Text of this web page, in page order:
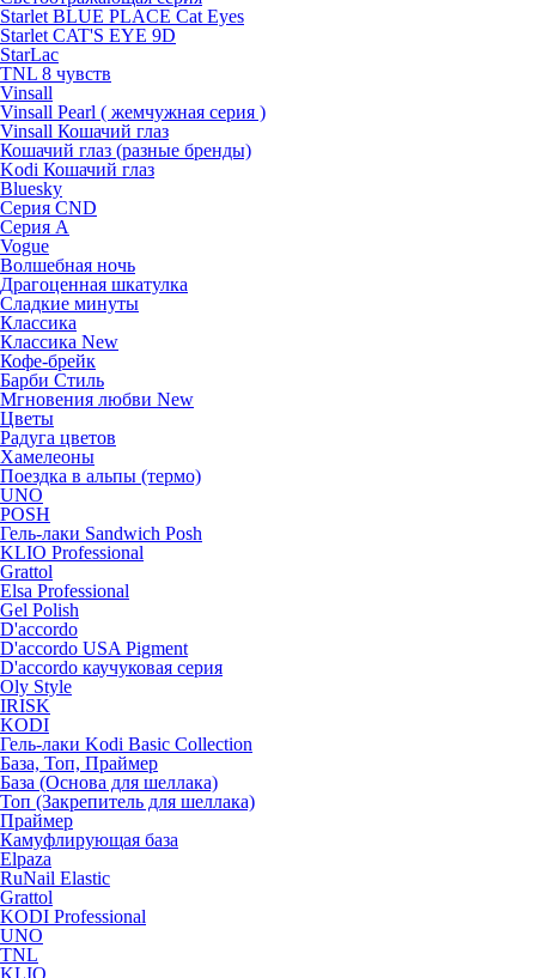
Starlet BLUE PLACE Cat Eyes
Starlet CAT'S EYE 9D
StarLac
TNL 8 чувств
Vinsall
Vinsall Pearl ( жемчужная серия )
Vinsall Кошачий глаз
Кошачий глаз (разные бренды)
Kodi Кошачий глаз
Bluesky
Серия CND
Серия А
Vogue
Волшебная ночь
Драгоценная шкатулка
Сладкие минуты
Классика
Классика New
Кофе-брейк
Барби Стиль
Мгновения любви New
Цветы
Радуга цветов
Хамелеоны
Поездка в альпы (термо)
UNO
POSH
Гель-лаки Sandwich Posh
KLIO Professional
Grattol
Elsa Professional
Gel Polish
D'accordo
D'accordo USA Pigment
D'accordo каучуковая серия
Oly Style
IRISK
KODI
Гель-лаки Kodi Basic Collection
База, Топ, Праймер
База (Основа для шеллака)
Топ (Закрепитель для шеллака)
Праймер
Камуфлирующая база
Elpaza
RuNail Elastic
Grattol
KODI Professional
UNO
TNL
KLIO